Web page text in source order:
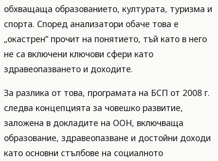
обхващаща образованието, културата, туризма и
спорта. Според анализатори обаче това е
„окастрен“ прочит на понятието, тъй като в него
не са включени ключови сфери като
здравеопазването и доходите.
За разлика от това, програмата на БСП от 2008 г.
следва концепцията за човешко развитие,
заложена в докладите на ООН, включваща
образование, здравеопазване и достойни доходи
като основни стълбове на социалното